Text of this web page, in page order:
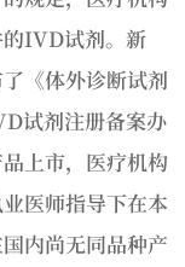
IVD试剂。新
《体外诊断试剂
试剂注册备案办
上市，医疗机构
医师指导下在本
内尚无同品种产